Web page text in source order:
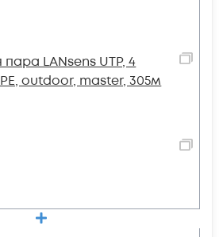
LANsens UTP, 4
outdoor, master, 305м